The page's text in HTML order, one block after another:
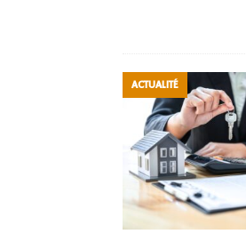
ACTUALITÉ